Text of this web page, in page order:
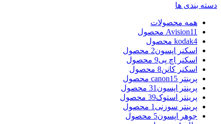
دسته بندی ها
همه محصولات
Avision11 محصول
kodak4 محصول
اسکنر اپسون2 محصول
اسکنر اچ پی9 محصول
اسکنر کانن8 محصول
پرینتر canon 15 محصول
پرینتر اپسون 31 محصول
پرینتر استوک39 محصول
پرینتر سوزنی 1 محصول
جوهر اپسون5 محصول